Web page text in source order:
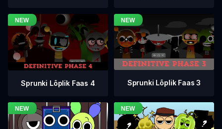
Sprunki Lõplik Faas 4 Sprunki Lõplik Faas 3